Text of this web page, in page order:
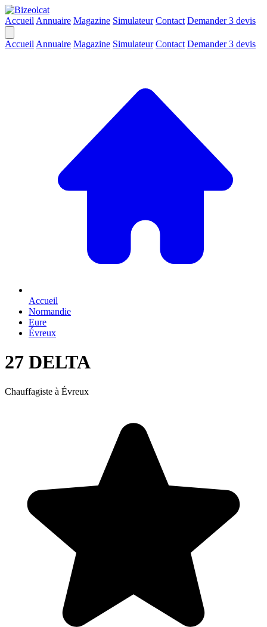
Accueil Annuaire Magazine Simulateur Contact Demander 3 devis
Accueil Annuaire Magazine Simulateur Contact Demander 3 devis
Accueil
Normandie
Eure
Évreux
27 DELTA
Chauffagiste à Évreux